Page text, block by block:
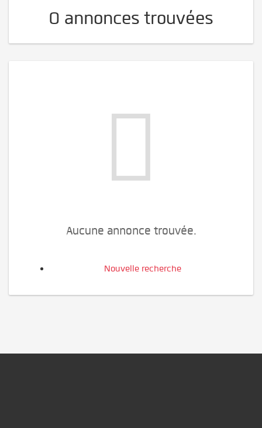
0 annonces trouvées
Aucune annonce trouvée.
Nouvelle recherche